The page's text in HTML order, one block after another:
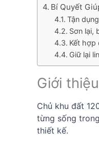
Bí Quyết
Tận
Sơn lại,
Kết hợp
Giữ lại
Giới
Chủ khu đất
từng sống
thiết kế.